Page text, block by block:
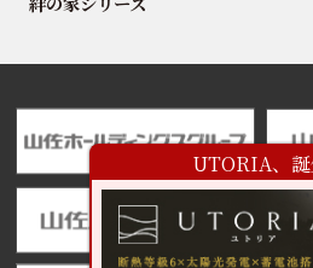
UTORIA、誕